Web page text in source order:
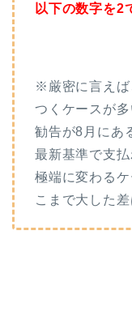
以下の数字を2
※厳密に言えば
つくケースが
勧告が8月にあ
最新基準で支
極端に変わる
こまで大した差